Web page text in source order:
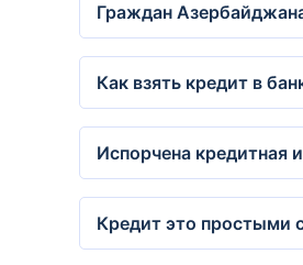
Граждан
Как взять кредит в
Испорчена кредитная
Кредит это простыми